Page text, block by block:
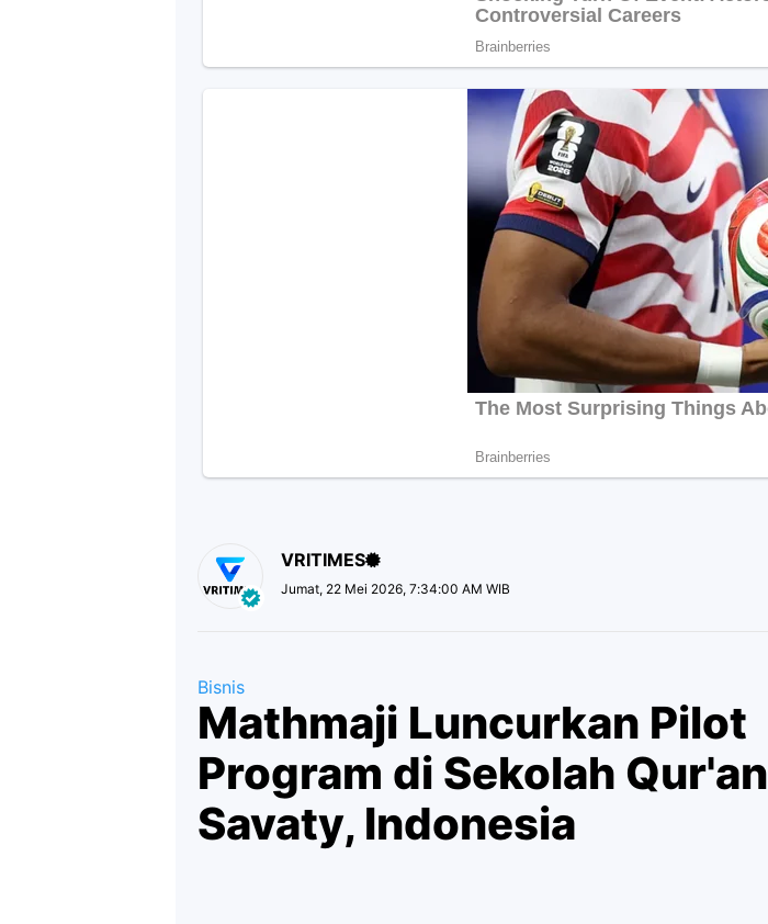
VRITIMES
Jumat, 22 Mei 2026, 7:34:00 AM WIB
Bisnis
Mathmaji Luncurkan Pilot
Program di Sekolah Qur'an
Savaty, Indonesia